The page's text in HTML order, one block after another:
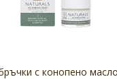
с конопено